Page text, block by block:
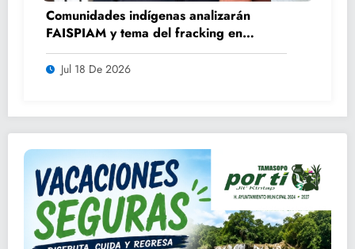
Comunidades indígenas analizarán
FAISPIAM y tema del fracking en
asamblea ordinaria
Jul 18 De 2026